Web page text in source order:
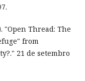
"Open Thread: The
from
21 de setembro